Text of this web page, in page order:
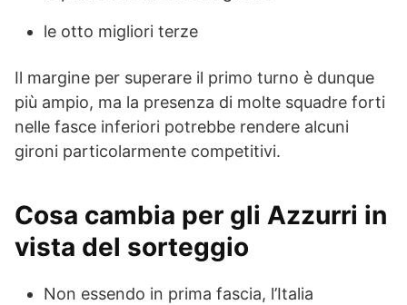
le otto migliori terze
Il margine per superare il primo turno è dunque
più ampio, ma la presenza di molte squadre forti
nelle fasce inferiori potrebbe rendere alcuni
gironi particolarmente competitivi.
Cosa cambia per gli Azzurri in
vista del sorteggio
Non essendo in prima fascia, l’Italia